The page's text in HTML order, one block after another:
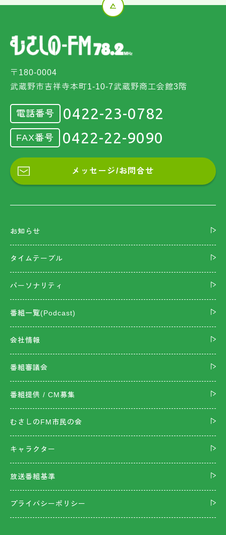
〒180-0004
武蔵野市吉祥寺本町1-10-7武蔵野商工会館3階
電話番号 0422-23-0782
FAX番号 0422-22-9090
メッセージ/お問合せ
お知らせ
タイムテーブル
パーソナリティ
番組一覧(Podcast)
会社情報
番組審議会
番組提供 / CM募集
むさしのFM市民の会
キャラクター
放送番組基準
プライバシーポリシー